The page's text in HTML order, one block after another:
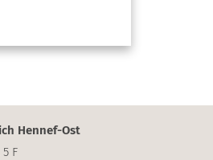
Hennef-Ost
F